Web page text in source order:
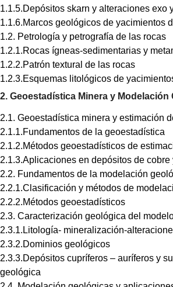
1.1.5.Depósitos skarn y alteraciones exo
1.1.6.Marcos geológicos de yacimientos
1.2. Petrología y petrografía de las rocas
1.2.1.Rocas ígneas-sedimentarias y
1.2.2.Patrón textural de las rocas
1.2.3.Esquemas litológicos de
2. Geoestadística Minera y Modelación
2.1. Geoestadística minera y estimación
2.1.1.Fundamentos de la geoestadística
2.1.2.Métodos geoestadísticos de
2.1.3.Aplicaciones en depósitos de cobre
2.2. Fundamentos de la modelación
2.2.1.Clasificación y métodos de
2.2.2.Métodos geoestadísticos
2.3. Caracterización geológica del
2.3.1.Litología- mineralización-
2.3.2.Dominios geológicos
2.3.3.Depósitos cupríferos – auríferos y
geológica